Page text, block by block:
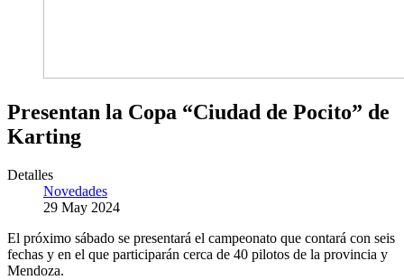
Presentan la Copa “Ciudad de Pocito” de
Karting
Detalles
Novedades
29 May 2024
El próximo sábado se presentará el campeonato que contará con seis
fechas y en el que participarán cerca de 40 pilotos de la provincia y
Mendoza.